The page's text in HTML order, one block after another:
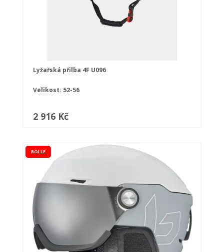
Lyžařská přilba 4F U096
Velikost: 52-56
2 916 Kč
BOLLE